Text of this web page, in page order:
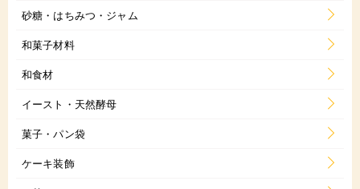
砂糖・はちみつ・ジャム
和菓子材料
和食材
イースト・天然酵母
菓子・パン袋
ケーキ装飾